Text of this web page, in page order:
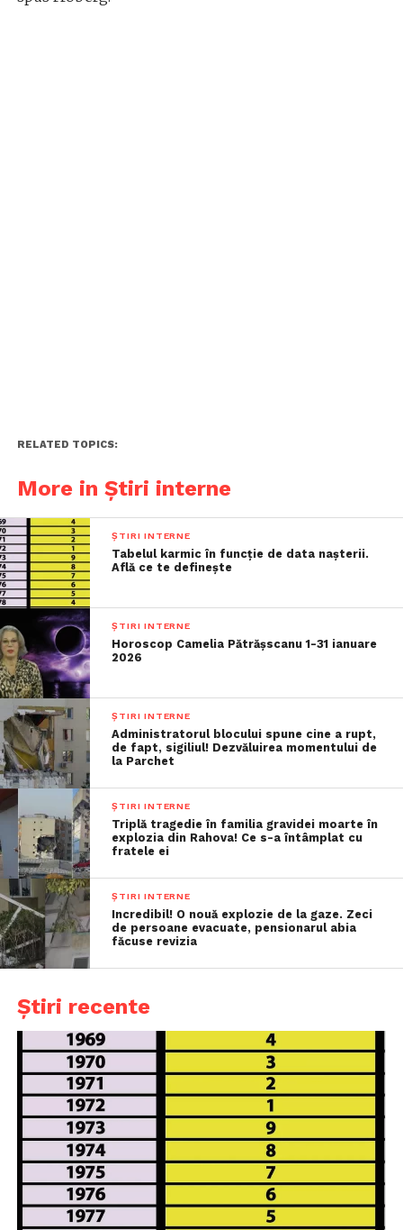
RELATED TOPICS:
More in Știri interne
ȘTIRI INTERNE
Tabelul karmic în funcție de data nașterii.
Află ce te definește
ȘTIRI INTERNE
Horoscop Camelia Pătrășscanu 1-31 ianuare
2026
ȘTIRI INTERNE
Administratorul blocului spune cine a rupt,
de fapt, sigiliul! Dezvăluirea momentului de
la Parchet
ȘTIRI INTERNE
Triplă tragedie în familia gravidei moarte în
explozia din Rahova! Ce s-a întâmplat cu
fratele ei
ȘTIRI INTERNE
Incredibil! O nouă explozie de la gaze. Zeci
de persoane evacuate, pensionarul abia
făcuse revizia
Știri recente